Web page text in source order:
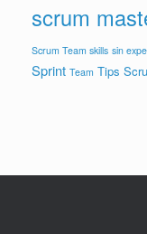
scrum
Scrum Team skills sin
Sprint Team Tips